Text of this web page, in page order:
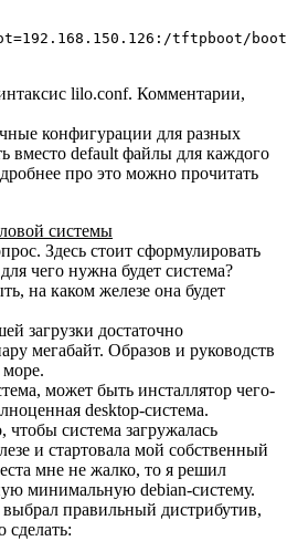
lilo.conf. Комментарии,
конфигурации для разных
вместо default файлы для каждого
про это можно прочитать
системы
Здесь стоит сформулировать
чего нужна будет система?
на каком железе она будет
загрузки достаточно
мегабайт. Образов и руководств
может быть инсталлятор чего-
desktop-система.
система загружалась
и стартовала мой собственный
мне не жалко, то я решил
минимальную debian-cистему.
выбрал правильный дистрибутив,
сделать: